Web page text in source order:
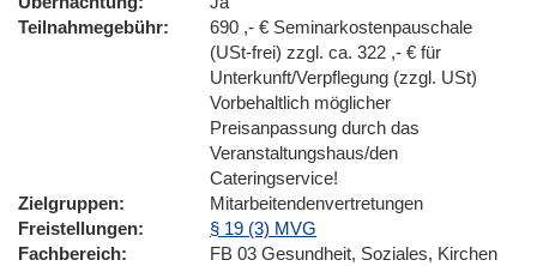
Teilnahmegebühr
690 ,- € Seminarkostenpauschale
(USt-frei) zzgl. ca. 322 ,- € für
Unterkunft/Verpflegung (zzgl. USt)
Vorbehaltlich möglicher
Preisanpassung durch das
Veranstaltungshaus/den
Cateringservice!
Zielgruppen
Mitarbeitendenvertretungen
Freistellungen
§ 19 (3) MVG
Fachbereich
FB 03 Gesundheit, Soziales, Kirchen